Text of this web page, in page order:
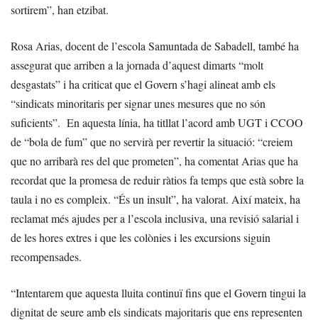
sortirem”, han etzibat.
Rosa Arias, docent de l’escola Samuntada de Sabadell, també ha
assegurat que arriben a la jornada d’aquest dimarts “molt
desgastats” i ha criticat que el Govern s’hagi alineat amb els
“sindicats minoritaris per signar unes mesures que no són
suficients”. En aquesta línia, ha titllat l’acord amb UGT i CCOO
de “bola de fum” que no servirà per revertir la situació: “creiem
que no arribarà res del que prometen”, ha comentat Arias que ha
recordat que la promesa de reduir ràtios fa temps que està sobre la
taula i no es compleix. “És un insult”, ha valorat. Així mateix, ha
reclamat més ajudes per a l’escola inclusiva, una revisió salarial i
de les hores extres i que les colònies i les excursions siguin
recompensades.
“Intentarem que aquesta lluita continuï fins que el Govern tingui la
dignitat de seure amb els sindicats majoritaris que ens representen